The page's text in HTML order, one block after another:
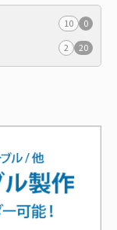
10
0
2 20